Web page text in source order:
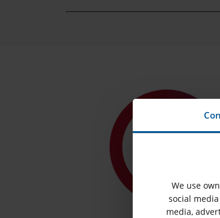
We use
social
media,